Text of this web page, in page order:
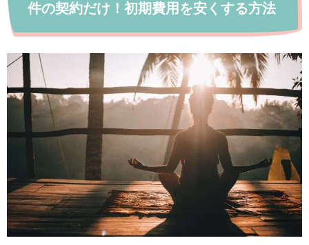
件の契約だけ！初期費用を安くする方法